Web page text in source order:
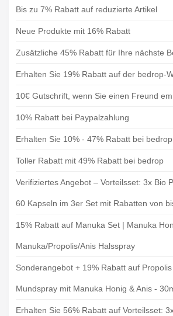
Bis zu 7% Rabatt auf reduzierte Artikel
Neue Produkte mit 16% Rabatt
Zusätzliche 45% Rabatt für Ihre nächste
Erhalten Sie 19% Rabatt auf der bedrop-
10€ Gutschrift, wenn Sie einen Freund
10% Rabatt bei Paypalzahlung
Erhalten Sie 10% - 47% Rabatt bei bedrop
Toller Rabatt mit 49% Rabatt bei bedrop
Verifiziertes Angebot – Vorteilsset: 3x Bio
60 Kapseln im 3er Set mit Rabatten von
15% Rabatt auf Manuka Set | Manuka
Manuka/Propolis/Anis Halsspray
Sonderangebot + 19% Rabatt auf
Mundspray mit Manuka Honig & Anis -
Erhalten Sie 56% Rabatt auf Vorteilsset: